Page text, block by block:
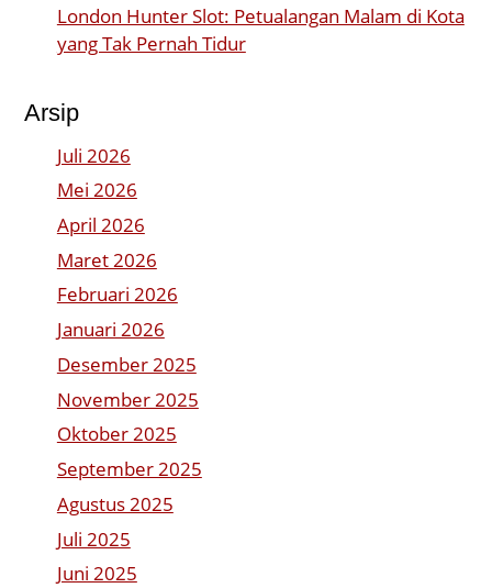
London Hunter Slot: Petualangan Malam di Kota
yang Tak Pernah Tidur
Arsip
Juli 2026
Mei 2026
April 2026
Maret 2026
Februari 2026
Januari 2026
Desember 2025
November 2025
Oktober 2025
September 2025
Agustus 2025
Juli 2025
Juni 2025